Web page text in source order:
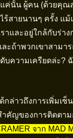
นั้น ผู้คน (ด้วยคุณส
ร้สายนานๆ ครั้ง แ
าและอยู่ใกล้กับร่า
ะถ้าพวกเขาสามา
ความเครียดล่ะ?
กล่าวถึงการเพิ่มเ
ำคัญของการติดตา
จาก MAD